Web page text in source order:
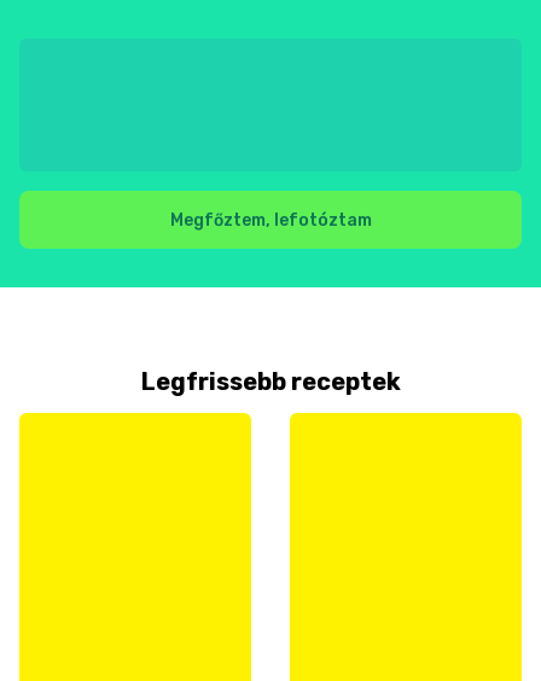
Megfőztem, lefotóztam
Legfrissebb receptek